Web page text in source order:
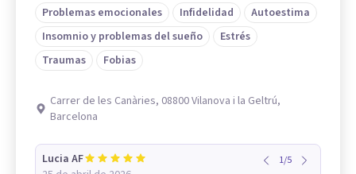
Problemas emocionales
Infidelidad
Autoestima
Insomnio y problemas del sueño
Estrés
Traumas
Fobias
Carrer de les Canàries, 08800 Vilanova i la Geltrú,
Barcelona
Lucia AF
1/5